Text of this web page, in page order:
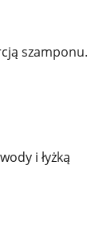
szamponu.
i łyżką